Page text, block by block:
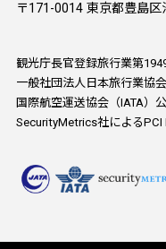
〒171-0014 東京都豊島
観光庁長官登録旅行業第
一般社団法人日本旅行業協
国際航空運送協会（IATA）
SecurityMetrics社によるPCI